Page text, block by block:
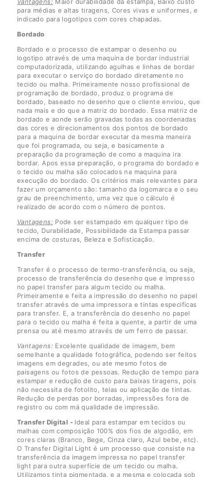
para médias e altas tiragens, Cores vivas e uniformes, e
indicado para logotipos com cores chapadas.
Bordado
Bordado e o processo de estampar o desenho ou
logotipo através de uma maquina de bordar industrial
computadorizada, utilizando agulhas e linhas de bordar
para executar o serviço do bordado diretamente no
tecido ou malha. Primeiramente nosso profissional de
programação de bordado, produz o programa de
bordado, baseado no desenho que o cliente enviou, que
nada mais e do que a matriz do bordado. Essa matriz de
bordado e aonde serão gravadas todas as coordenadas
das cores e direcionamentos dos pontos de bordado
para a maquina de bordar executar da mesma maneira
que foi programada, ou seja, e basicamente a
preparação da programação de como a maquina ira
bordar. Apos essa preparação, o programa do bordado e
o tecido ou malha são colocados na maquina para
execução do bordado. Os critérios mais relevantes para
fazer um orçamento são: tamanho da logomarca e o seu
grau de preenchimento, uma vez que o cálculo é
realizado de acordo com o número de pontos.
Vantagens: Pode ser estampado em qualquer tipo de
tecido, Durabilidade, Possibilidade da Estampa passar
encima de costuras, Beleza e Sofisticação.
Transfer
Transfer é o processo de termo-transferência, ou seja,
processo de transferência do desenho que e impresso
no papel transfer para algum tecido ou malha.
Primeiramente e feita a impressão do desenho no papel
transfer através de uma impressora e tintas especificas
para transfer. E, a transferência do desenho no papel
para o tecido ou malha é feita a quente, a partir de uma
prensa ou até mesmo através de um ferro de passar.
Vantagens: Excelente qualidade de imagem, bem
semelhante a qualidade fotográfica, podendo ser feitos
imagens em degrades, ou ate mesmo fotos de
paisagens ou fotos de pessoas. Redução de tempo para
estampar e redução de custo para baixas tiragens, pois
não necessita de fotolito, telas ou aplicação de tintas.
Redução de perdas por borradas, impressões fora de
registro ou com má qualidade de impressão.
Transfer Digital - Ideal para estampar em tecidos ou
malhas com composição 100% dos fios de algodão, em
cores claras (Branco, Bege, Cinza claro, Azul bebe, etc).
O Transfer Digital Light é um processo que consiste na
transferência da imagem impressa no papel transfer
light para outra superfície de um tecido ou malha.
Utilizamos tinta pigmentada, e a mesma e colocada sob